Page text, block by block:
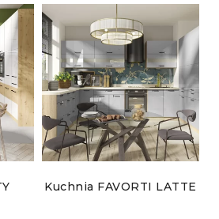
Kuchnia FAVORTI LATTE